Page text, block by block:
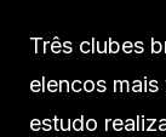
Três clubes
elencos
estudo